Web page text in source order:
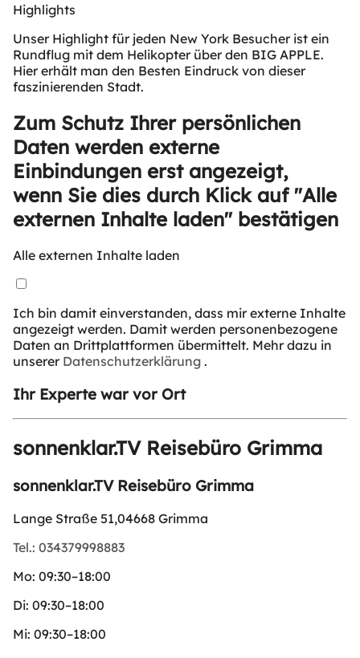
Highlights
Unser Highlight für jeden New York Besucher ist ein
Rundflug mit dem Helikopter über den BIG APPLE.
Hier erhält man den Besten Eindruck von dieser
faszinierenden Stadt.
Zum Schutz Ihrer persönlichen
Daten werden externe
Einbindungen erst angezeigt,
wenn Sie dies durch Klick auf "Alle
externen Inhalte laden" bestätigen
Alle externen Inhalte laden
Ich bin damit einverstanden, dass mir externe Inhalte
angezeigt werden. Damit werden personenbezogene
Daten an Drittplattformen übermittelt. Mehr dazu in
unserer Datenschutzerklärung .
Ihr Experte war vor Ort
sonnenklar.TV Reisebüro Grimma
sonnenklar.TV Reisebüro Grimma
Lange Straße 51,04668 Grimma
Tel.: 034379998883
Mo: 09:30–18:00
Di: 09:30–18:00
Mi: 09:30–18:00